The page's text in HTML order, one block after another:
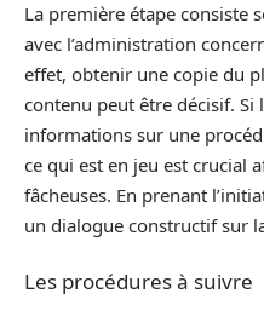
La première étape consiste
avec l’administration
effet, obtenir une copie du
contenu peut être décisif. Si
informations sur une
ce qui est en jeu est crucial
fâcheuses. En prenant
un dialogue constructif sur
Les procédures à suivre